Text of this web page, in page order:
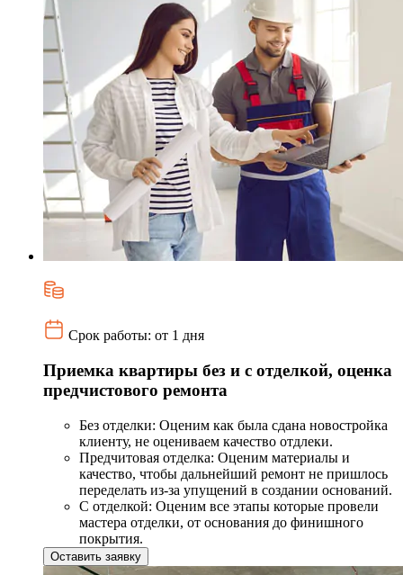
Срок работы: от 1 дня
Приемка квартиры без и с отделкой, оценка
предчистового ремонта
Без отделки: Оценим как была сдана новостройка
клиенту, не оцениваем качество отдлеки.
Предчитовая отделка: Оценим материалы и
качество, чтобы дальнейший ремонт не пришлось
переделать из-за упущений в создании оснований.
С отделкой: Оценим все этапы которые провели
мастера отделки, от основания до финишного
покрытия.
Оставить заявку